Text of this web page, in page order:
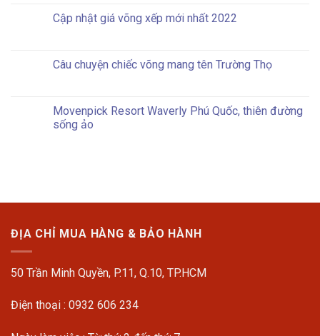
Cập nhật giá võng xếp mới nhất 2022
Câu chuyện chiếc võng mang tên Trường Thọ
Movenpick Resort Waverly Phú Quốc, thiên đường
sống ảo
ĐỊA CHỈ MUA HÀNG & BẢO HÀNH
50 Trần Minh Quyền, P.11, Q.10, TP.HCM
Điện thoại : 0932 606 234